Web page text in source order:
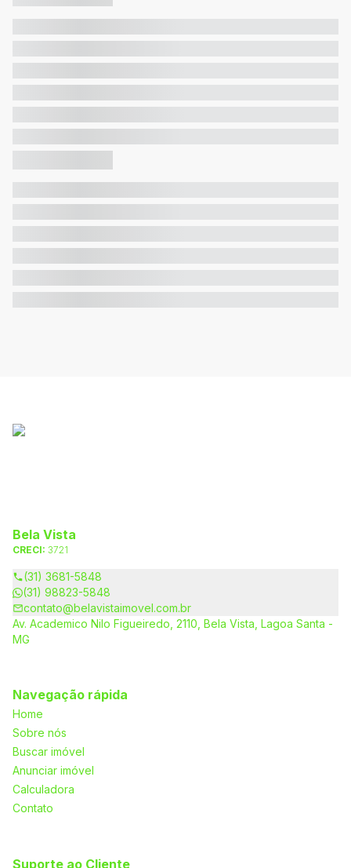
Bela Vista
CRECI: 3721
(31) 3681-5848
(31) 98823-5848
contato@belavistaimovel.com.br
Av. Academico Nilo Figueiredo, 2110, Bela Vista, Lagoa Santa -
MG
Navegação rápida
Home
Sobre nós
Buscar imóvel
Anunciar imóvel
Calculadora
Contato
Suporte ao Cliente